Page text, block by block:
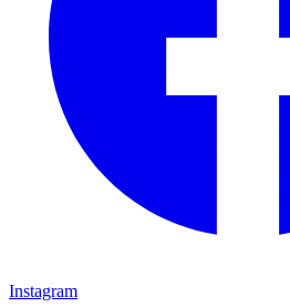
Instagram